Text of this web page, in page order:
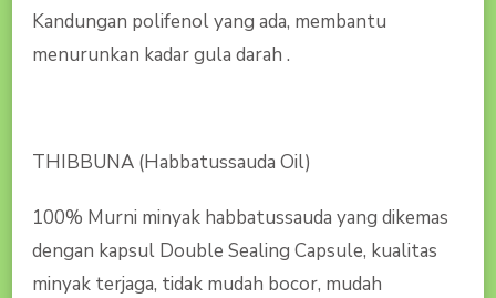
Kandungan polifenol yang ada, membantu
menurunkan kadar gula darah .
THIBBUNA (Habbatussauda Oil)
100% Murni minyak habbatussauda yang dikemas
dengan kapsul Double Sealing Capsule, kualitas
minyak terjaga, tidak mudah bocor, mudah